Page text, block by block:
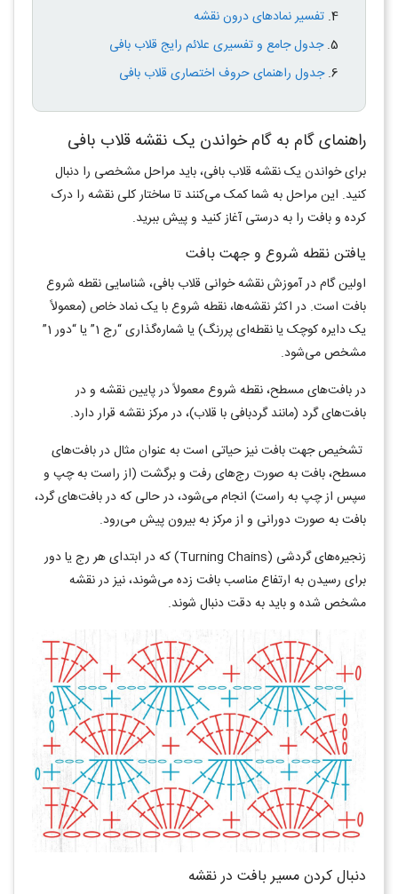
تفسیر نمادهای درون نقشه
جدول جامع و تفسیری علائم رایج قلاب بافی
جدول راهنمای حروف اختصاری قلاب بافی
راهنمای گام به گام خواندن یک نقشه قلاب بافی
برای خواندن یک نقشه قلاب بافی، باید مراحل مشخصی را دنبال
کنید. این مراحل به شما کمک می‌کنند تا ساختار کلی نقشه را درک
کرده و بافت را به درستی آغاز کنید و پیش ببرید.
یافتن نقطه شروع و جهت بافت
اولین گام در آموزش نقشه خوانی قلاب بافی، شناسایی نقطه شروع
بافت است. در اکثر نقشه‌ها، نقطه شروع با یک نماد خاص (معمولاً
یک دایره کوچک یا نقطه‌ای پررنگ) یا شماره‌گذاری “رج 1” یا “دور 1”
مشخص می‌شود.
در بافت‌های مسطح، نقطه شروع معمولاً در پایین نقشه و در
بافت‌های گرد (مانند گردبافی با قلاب)، در مرکز نقشه قرار دارد.
تشخیص جهت بافت نیز حیاتی است به عنوان مثال در بافت‌های
مسطح، بافت به صورت رج‌های رفت و برگشت (از راست به چپ و
سپس از چپ به راست) انجام می‌شود، در حالی که در بافت‌های گرد،
بافت به صورت دورانی و از مرکز به بیرون پیش می‌رود.
زنجیره‌های گردشی (Turning Chains)
که در ابتدای هر رج یا دور
برای رسیدن به ارتفاع مناسب بافت زده می‌شوند، نیز در نقشه
مشخص شده و باید به دقت دنبال شوند.
دنبال کردن مسیر بافت در نقشه